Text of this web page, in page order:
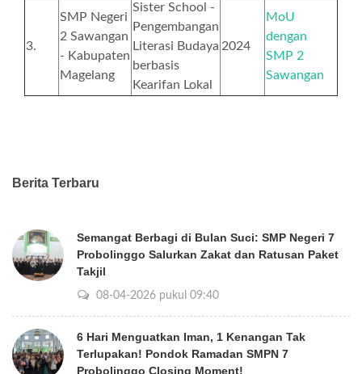
3.
SMP Negeri
2 Sawangan
- Kabupaten
Magelang
Sister School -
Pengembangan
Literasi Budaya
berbasis
Kearifan Lokal
2024
MoU
dengan
SMP 2
Sawangan
Berita Terbaru
Semangat Berbagi di Bulan Suci: SMP Negeri 7
Probolinggo Salurkan Zakat dan Ratusan Paket
Takjil
08-04-2026 pukul 09:40
6 Hari Menguatkan Iman, 1 Kenangan Tak
Terlupakan! Pondok Ramadan SMPN 7
Probolinggo Closing Moment!